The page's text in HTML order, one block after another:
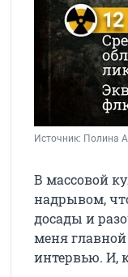
Источник: Полина
В массовой
надрывом,
досады и
меня
интервью. И,